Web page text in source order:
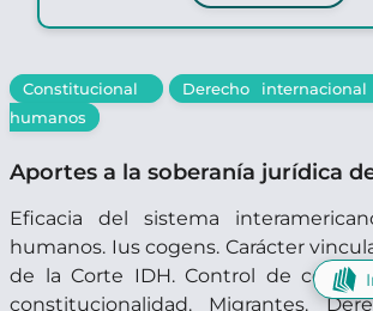
Constitucional Derecho internacional
humanos
Aportes a la soberanía jurídica
Eficacia del sistema
humanos. Ius cogens. Carácter
de la Corte IDH. Control de
constitucionalidad. Migrantes.